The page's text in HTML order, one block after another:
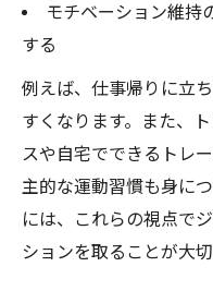
モチベーション維持
する
例えば、仕事帰りに立
すくなります。また、
スや自宅でできるトレ
主的な運動習慣も身に
には、これらの視点で
ションを取ることが大切